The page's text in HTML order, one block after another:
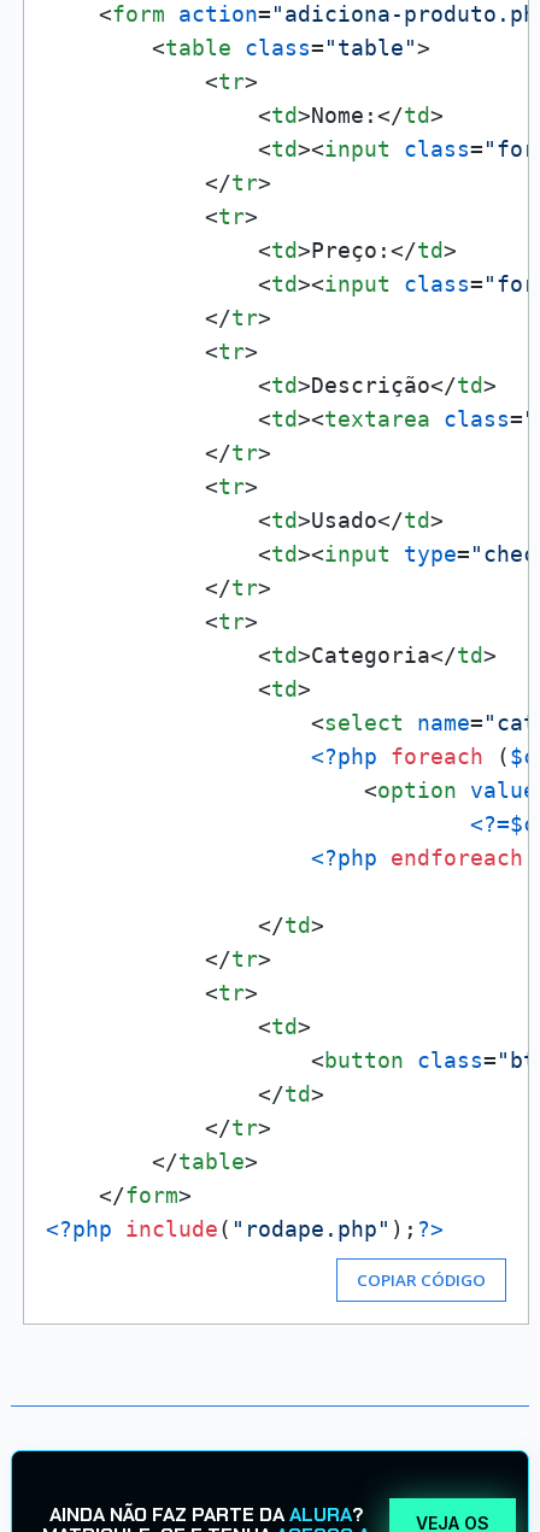
<form action="adiciona-
<table class="table">
<tr>
<td>Nome:</td>
<td><input class=
</tr>
<tr>
<td>Preço:</td>
<td><input class=
</tr>
<tr>
<td>Descrição</td>
<td><textarea class=
</tr>
<tr>
<td>Usado</td>
<td><input type=
</tr>
<tr>
<td>Categoria</td>
<td>
<select name=
<?php
foreach (
<option value
<?=
<?php
endforeach
</td>
</tr>
<tr>
<td>
<button class=
</td>
</tr>
</table>
</form>
<?php
include( "rodape.php" ); ?>
COPIAR CÓDIGO
AINDA NÃO FAZ PARTE DAALURA?
VEJA OS